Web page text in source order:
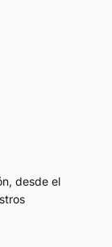
desde el